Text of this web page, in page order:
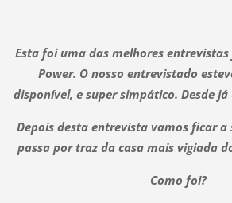
Esta foi uma das melhores
Power. O nosso entrevistado
disponível, e super simpático. Desde
Depois desta entrevista vamos ficar a
passa por traz da casa mais vigiada
Como foi?